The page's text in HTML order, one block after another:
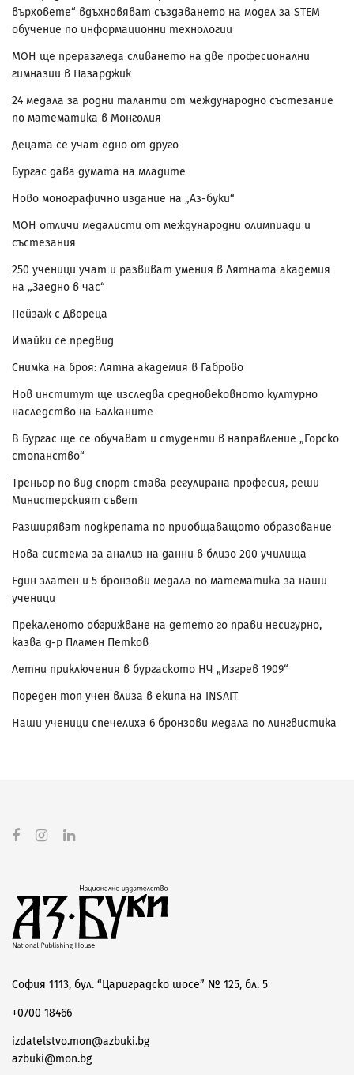
върховете“ вдъхновяват създаването на модел за STEM
обучение по информационни технологии
МОН ще преразгледа сливането на две професионални
гимназии в Пазарджик
24 медала за родни таланти от международно състезание
по математика в Монголия
Децата се учат едно от друго
Бургас дава думата на младите
Ново монографично издание на „Аз-буки“
МОН отличи медалисти от международни олимпиади и
състезания
250 ученици учат и развиват умения в Лятната академия
на „Заедно в час“
Пейзаж с Двореца
Имайки се предвид
Снимка на броя: Лятна академия в Габрово
Нов институт ще изследва средновековното културно
наследство на Балканите
В Бургас ще се обучават и студенти в направление „Горско
стопанство“
Треньор по вид спорт става регулирана професия, реши
Министерският съвет
Разширяват подкрепата по приобщаващото образование
Нова система за анализ на данни в близо 200 училища
Един златен и 5 бронзови медала по математика за наши
ученици
Прекаленото обгрижване на детето го прави несигурно,
казва д-р Пламен Петков
Летни приключения в бургаското НЧ „Изгрев 1909“
Пореден топ учен влиза в екипа на INSAIT
Наши ученици спечелиха 6 бронзови медала по лингвистика
София 1113, бул. “Цариградско шосе” № 125, бл. 5
+0700 18466
izdatelstvo.mon@azbuki.bg
azbuki@mon.bg